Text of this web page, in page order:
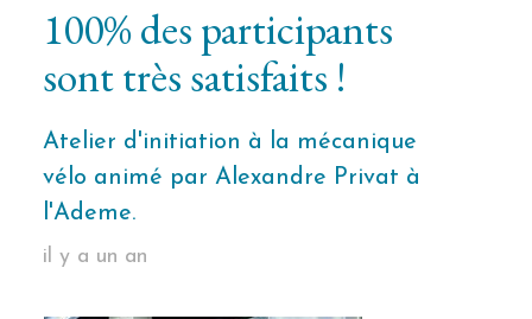
100% des participants
sont très satisfaits !
Atelier d'initiation à la mécanique
vélo animé par Alexandre Privat à
l'Ademe.
il y a un an